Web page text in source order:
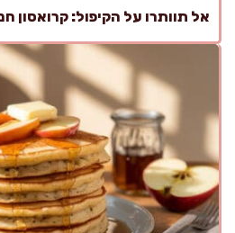
אל תוותרו על הקיפול: קרואסון